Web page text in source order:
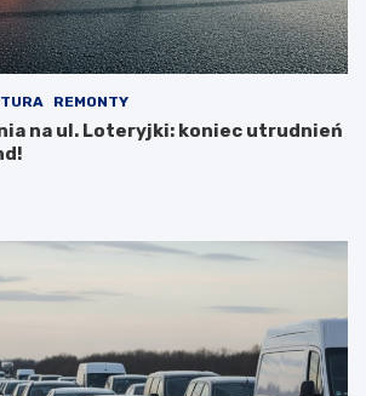
REMONTY
na ul. Loteryjki: koniec utrudnień